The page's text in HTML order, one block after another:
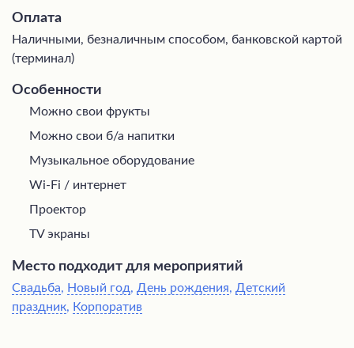
Оплата
Наличными, безналичным способом, банковской картой
(терминал)
Особенности
Можно свои фрукты
Можно свои б/а напитки
Музыкальное оборудование
Wi-Fi / интернет
Проектор
TV экраны
Место подходит для мероприятий
Свадьба, Новый год, День рождения, Детский
праздник, Корпоратив